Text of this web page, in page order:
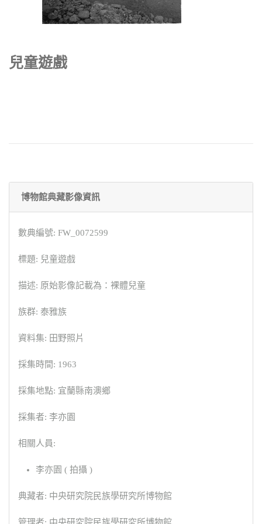
兒童遊戲
博物館典藏影像資訊
數典編號: FW_0072599
標題: 兒童遊戲
描述: 原始影像記載為：裸體兒童
族群: 泰雅族
資料集: 田野照片
採集時間: 1963
採集地點: 宜蘭縣南澳鄉
採集者: 李亦園
相關人員:
李亦園 ( 拍攝 )
典藏者: 中央研究院民族學研究所博物館
管理者: 中央研究院民族學研究所博物館